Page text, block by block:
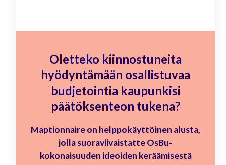
Oletteko kiinnostuneita
hyödyntämään osallistuvaa
budjetointia kaupunkisi
päätöksenteon tukena?
Maptionnaire on helppokäyttöinen alusta,
jolla suoraviivaistatte OsBu-
kokonaisuuden ideoiden keräämisestä